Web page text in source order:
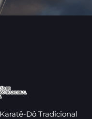
Dô Tradicional